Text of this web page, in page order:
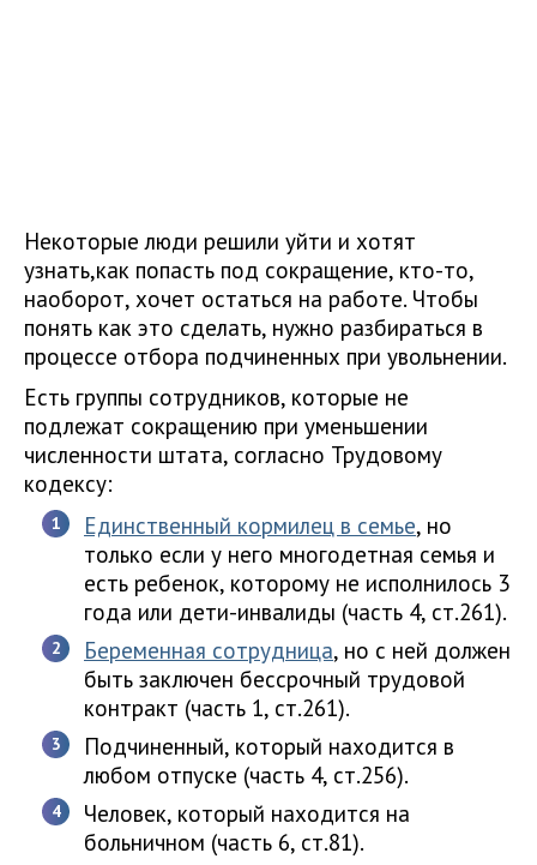
Некоторые люди решили уйти и хотят
узнать,как попасть под сокращение, кто-то,
наоборот, хочет остаться на работе. Чтобы
понять как это сделать, нужно разбираться в
процессе отбора подчиненных при увольнении.
Есть группы сотрудников, которые не
подлежат сокращению при уменьшении
численности штата, согласно Трудовому
кодексу:
Единственный кормилец в семье, но
только если у него многодетная семья и
есть ребенок, которому не исполнилось 3
года или дети-инвалиды (часть 4, ст.261).
Беременная сотрудница, но с ней должен
быть заключен бессрочный трудовой
контракт (часть 1, ст.261).
Подчиненный, который находится в
любом отпуске (часть 4, ст.256).
Человек, который находится на
больничном (часть 6, ст.81).